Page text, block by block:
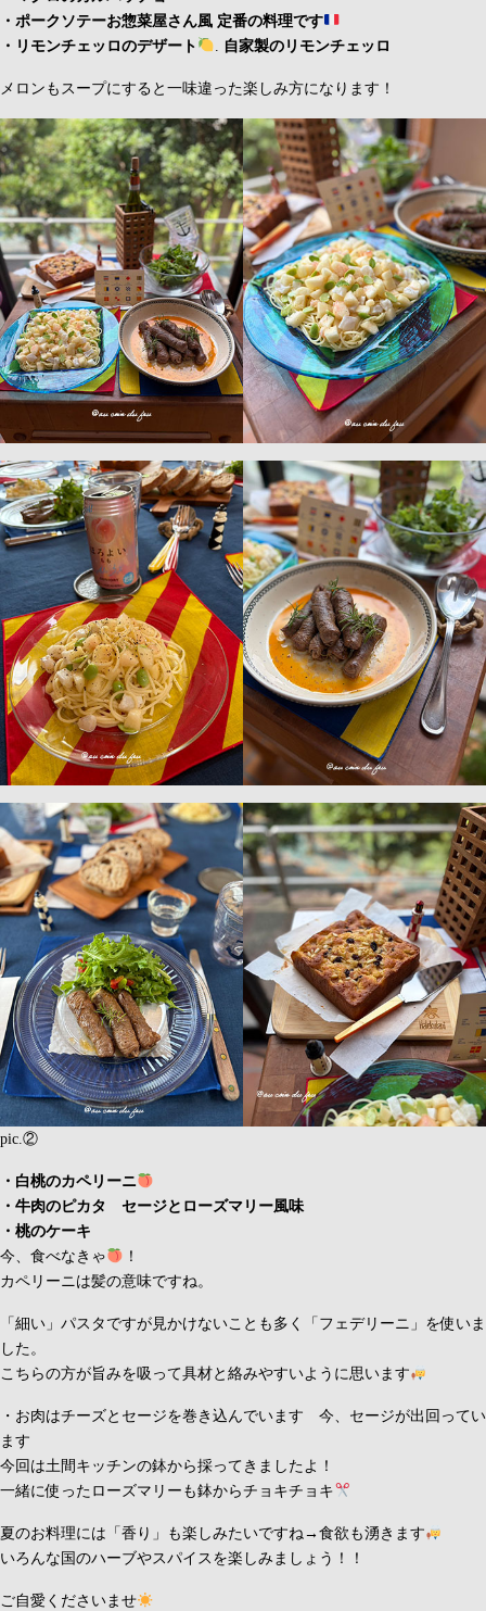
・ポークソテーお惣菜屋さん風 定番の料理です
・リモンチェッロのデザート
自家製のリモンチェッロ
メロンもスープにすると一味違った楽しみ方になります！
pic.②
・白桃のカペリーニ
・牛肉のピカタ セージとローズマリー風味
・桃のケーキ
今、食べなきゃ
！
カペリーニは髪の意味ですね。
「細い」パスタですが見かけないことも多く「フェデリーニ」を使いま
した。
こちらの方が旨みを吸って具材と絡みやすいように思います
・お肉はチーズとセージを巻き込んでいます 今、セージが出回ってい
ます
今回は土間キッチンの鉢から採ってきましたよ！
一緒に使ったローズマリーも鉢からチョキチョキ
夏のお料理には「香り」も楽しみたいですね→食欲も湧きます
いろんな国のハーブやスパイスを楽しみましょう！！
ご自愛くださいませ